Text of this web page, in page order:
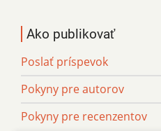
Ako publikovať
Poslať príspevok
Pokyny pre autorov
Pokyny pre recenzentov